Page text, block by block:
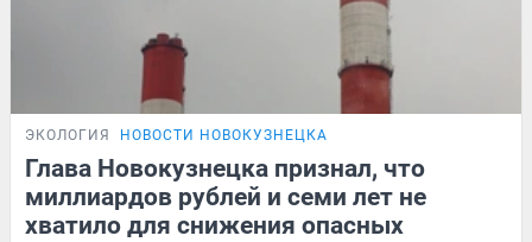
ЭКОЛОГИЯ НОВОСТИ НОВОКУЗНЕЦКА
Глава Новокузнецка признал, что
миллиардов рублей и семи лет не
хватило для снижения опасных